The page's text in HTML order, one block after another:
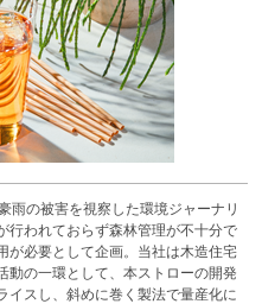
の被害を視察した環境ジャーナリ
行われておらず森林管理が不十分で
が必要として企画。当社は木造住宅
動の一環として、本ストローの開発
イスし、斜めに巻く製法で量産化に